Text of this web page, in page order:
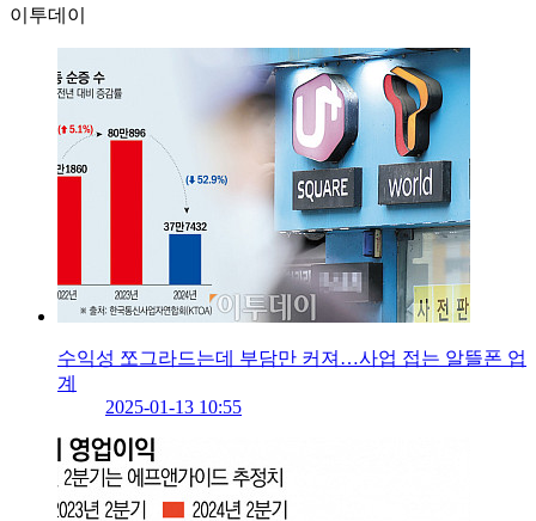
이투데이
수익성 쪼그라드는데 부담만 커져…사업 접는 알뜰폰 업
계
2025-01-13 10:55